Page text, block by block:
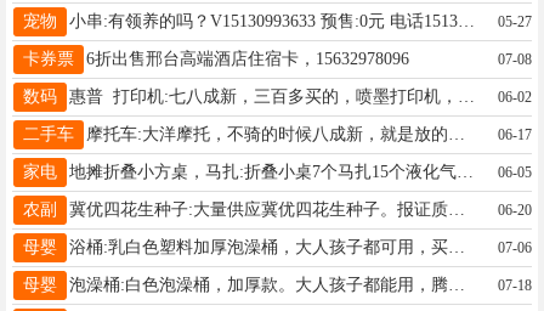
宠物 小串:有领养的吗？V15130993633 预售:0元 电话15130993633 05-27
卡券票 6折出售邢台高端酒店住宿卡，15632978096 07-08
数码 06-02
二手车 06-17
家电 地摊折叠小方桌，马扎:折叠小桌7个马扎15个液化气煮面桶一个大漏勺一个3*3遮阳伞2个只用了两个月！ 预售:500元 电话15097977543 06-05
农副 冀优四花生种子:大量供应冀优四花生种子。报证质量， 预售: 电话15200174132 06-20
母婴 浴桶:乳白色塑料加厚泡澡桶，大人孩子都可用，买了没怎么用，装修腾地方，桥西育英街小区自提 预售:50元 电话13393290873 07-06
母婴 泡澡桶:白色泡澡桶，加厚款。大人孩子都能用，腾地方。桥西八一路自提 预售:50元 电话19316092053 07-18